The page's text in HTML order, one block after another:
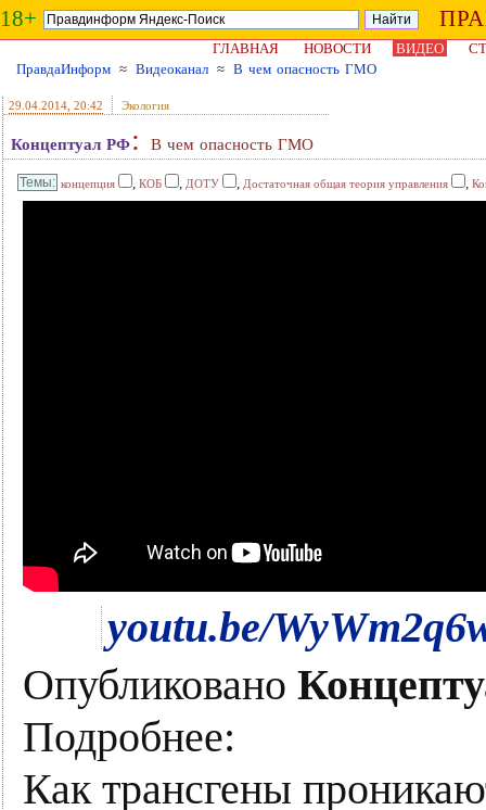
18+
ГЛАВНАЯ НОВОСТИ ВИДЕО
ПравдаИнформ ≈ Видеоканал ≈ В чем опасность ГМО
29.04.2014 , 20:42 Экология
Концептуал РФ: В чем опасность ГМО
концепция , КОБ , ДОТУ , Достаточная общая теория управления ,
youtu.be/
Опубликовано
Подробнее:
Как трансгены